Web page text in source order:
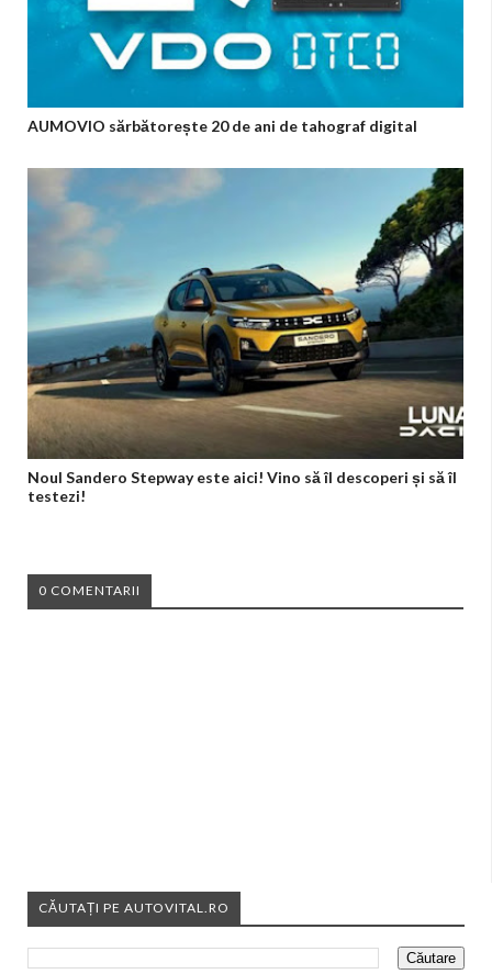
AUMOVIO sărbătorește 20 de ani de tahograf digital
Noul Sandero Stepway este aici! Vino să îl descoperi și să îl
testezi!
0 COMENTARII
CĂUTAȚI PE AUTOVITAL.RO